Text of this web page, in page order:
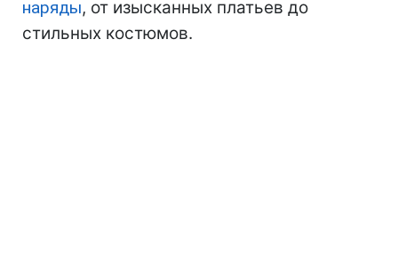
наряды, от изысканных платьев до
стильных костюмов.